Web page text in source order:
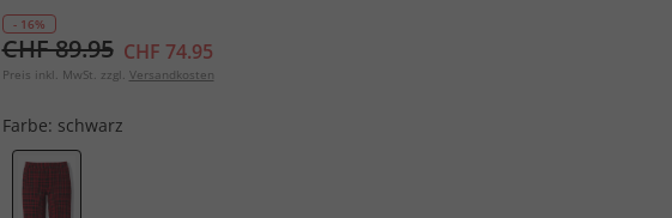
- 16%
CHF 89.95 CHF 74.95
Preis inkl. MwSt. zzgl. Versandkosten
Farbe: schwarz